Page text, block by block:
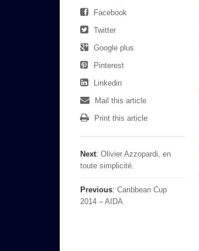
Facebook
Twitter
Google plus
Pinterest
Linkedin
Mail this article
Print this article
Next: Olivier Azzopardi, en
toute simplicité.
Previous: Caribbean Cup
2014 – AIDA